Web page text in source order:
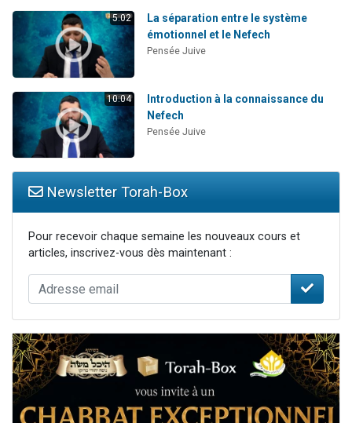
5:02
La séparation entre le système
émotionnel et le Nefech
Pensée Juive
10:04
Introduction à la connaissance du
Nefech
Pensée Juive
Newsletter Torah-Box
Pour recevoir chaque semaine les nouveaux cours et
articles, inscrivez-vous dès maintenant :